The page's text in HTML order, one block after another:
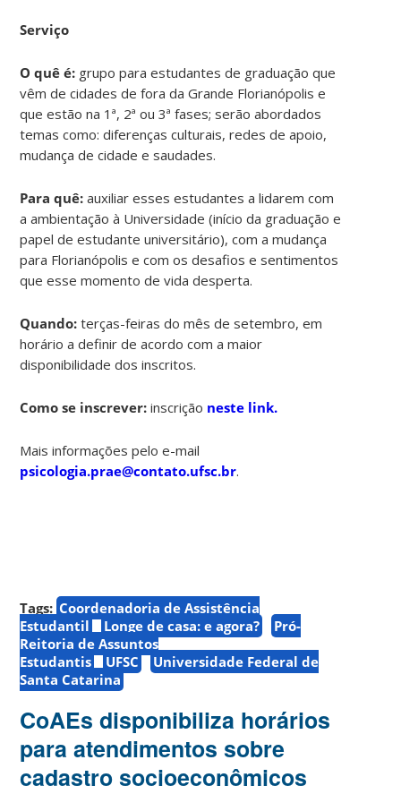
Serviço
O quê é: grupo para estudantes de graduação que
vêm de cidades de fora da Grande Florianópolis e
que estão na 1ª, 2ª ou 3ª fases; serão abordados
temas como: diferenças culturais, redes de apoio,
mudança de cidade e saudades.
Para quê: auxiliar esses estudantes a lidarem com
a ambientação à Universidade (início da graduação e
papel de estudante universitário), com a mudança
para Florianópolis e com os desafios e sentimentos
que esse momento de vida desperta.
Quando: terças-feiras do mês de setembro, em
horário a definir de acordo com a maior
disponibilidade dos inscritos.
Como se inscrever: inscrição neste link.
Mais informações pelo e-mail
psicologia.prae@contato.ufsc.br.
Tags: Coordenadoria de Assistência
Estudantil
Longe de casa: e agora?
Pró-
Reitoria de Assuntos
Estudantis
UFSC
Universidade Federal de
Santa Catarina
CoAEs disponibiliza horários
para atendimentos sobre
cadastro socioeconômicos